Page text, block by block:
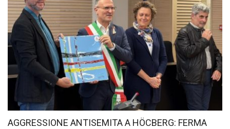
AGGRESSIONE ANTISEMITA A HÖCBERG: FERMA